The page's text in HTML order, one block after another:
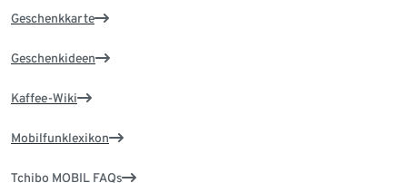
Geschenkkarte
Geschenkideen
Kaffee-Wiki
Mobilfunklexikon
Tchibo MOBIL FAQs